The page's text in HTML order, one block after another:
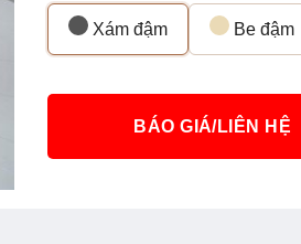
Xám đậm Be đậm
BÁO GIÁ/LIÊN HỆ